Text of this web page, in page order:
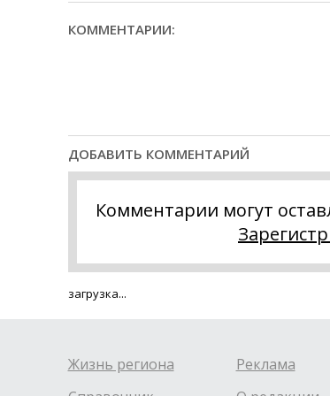
КОММЕНТАРИИ:
ДОБАВИТЬ КОММЕНТАРИЙ
Комментарии могут
загрузка...
Жизнь региона
Реклама